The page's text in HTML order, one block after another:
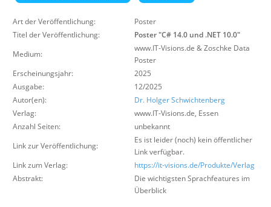
Über uns
Art der Veröffentlichung:
Poster
Titel der Veröffentlichung:
Poster "C# 14.0 und .NET 10.0"
Medium:
www.IT-Visions.de & Zoschke Data
Poster
Erscheinungsjahr:
2025
Ausgabe:
12/2025
Autor(en):
Dr. Holger Schwichtenberg
Verlag:
www.IT-Visions.de, Essen
Anzahl Seiten:
unbekannt
Link zur Veröffentlichung:
Es ist leider (noch) kein öffentlicher
Link verfügbar.
Link zum Verlag:
https://it-visions.de/Produkte/Verlag
Abstrakt:
Die wichtigsten Sprachfeatures im
Überblick